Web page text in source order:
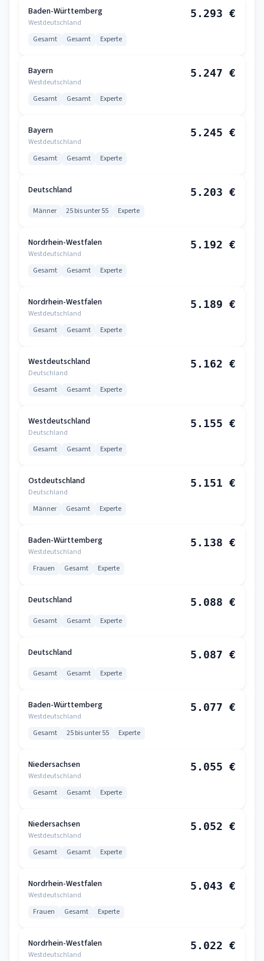
Baden-Württemberg
Westdeutschland
5.293 €
Gesamt Gesamt Experte
Bayern
Westdeutschland
5.247 €
Gesamt Gesamt Experte
Bayern
Westdeutschland
5.245 €
Gesamt Gesamt Experte
Deutschland 5.203 €
Männer 25 bis unter 55 Experte
Nordrhein-Westfalen
Westdeutschland
5.192 €
Gesamt Gesamt Experte
Nordrhein-Westfalen
Westdeutschland
5.189 €
Gesamt Gesamt Experte
Westdeutschland
Deutschland
5.162 €
Gesamt Gesamt Experte
Westdeutschland
Deutschland
5.155 €
Gesamt Gesamt Experte
Ostdeutschland
Deutschland
5.151 €
Männer Gesamt Experte
Baden-Württemberg
Westdeutschland
5.138 €
Frauen Gesamt Experte
Deutschland 5.088 €
Gesamt Gesamt Experte
Deutschland 5.087 €
Gesamt Gesamt Experte
Baden-Württemberg
Westdeutschland
5.077 €
Gesamt 25 bis unter 55 Experte
Niedersachsen
Westdeutschland
5.055 €
Gesamt Gesamt Experte
Niedersachsen
Westdeutschland
5.052 €
Gesamt Gesamt Experte
Nordrhein-Westfalen
Westdeutschland
5.043 €
Frauen Gesamt Experte
Nordrhein-Westfalen
Westdeutschland
5.022 €